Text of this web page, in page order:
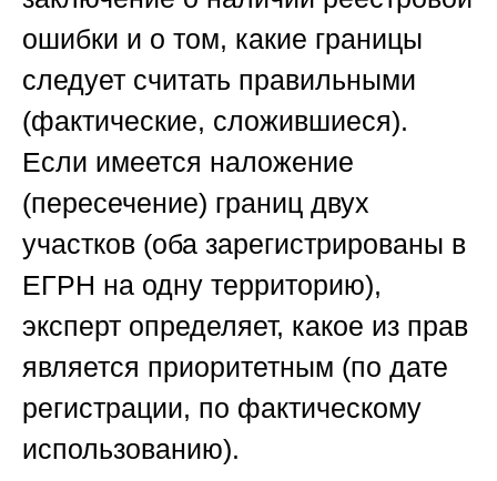
ошибки и о том, какие границы
следует считать правильными
(фактические, сложившиеся).
Если имеется наложение
(пересечение) границ двух
участков (оба зарегистрированы в
ЕГРН на одну территорию),
эксперт определяет, какое из прав
является приоритетным (по дате
регистрации, по фактическому
использованию).